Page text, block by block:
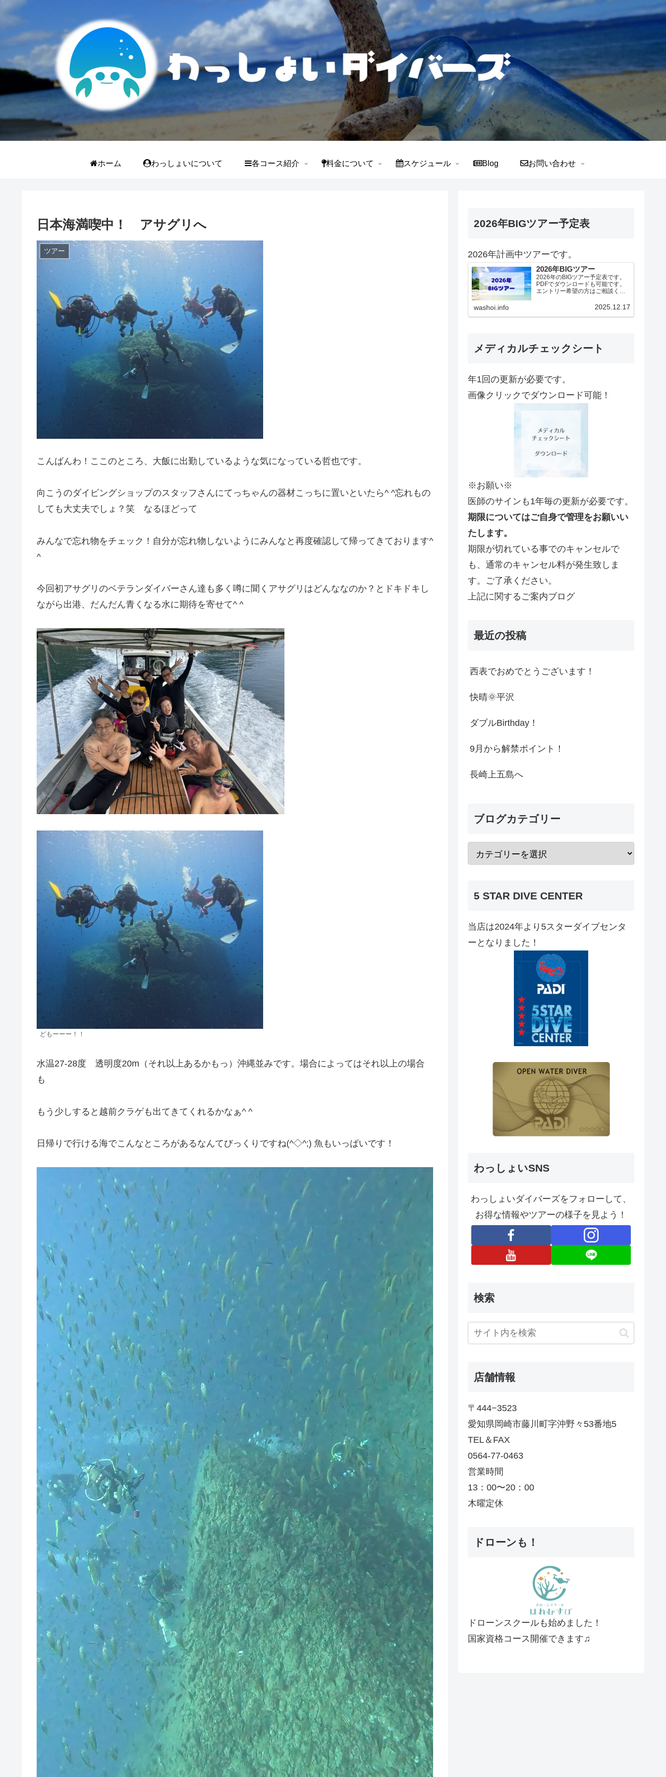
ホーム わっしょいについて 各コース紹介 料金について スケジュール Blog お問い合わせ
日本海満喫中！ アサグリへ
ツアー
こんばんわ！ここのところ、大飯に出勤しているような気になっている哲也です。
向こうのダイビングショップのスタッフさんにてっちゃんの器材こっちに置いといたら^ ^忘れもの
しても大丈夫でしょ？笑 なるほどって
みんなで忘れ物をチェック！自分が忘れ物しないようにみんなと再度確認して帰ってきております^
^
今回初アサグリのベテランダイバーさん達も多く噂に聞くアサグリはどんななのか？とドキドキし
ながら出港、だんだん青くなる水に期待を寄せて^ ^
どもーーー！！
水温27-28度 透明度20m（それ以上あるかもっ）沖縄並みです。場合によってはそれ以上の場合
も
もう少しすると越前クラゲも出てきてくれるかなぁ^ ^
日帰りで行ける海でこんなところがあるなんてびっくりですね(^◇^;) 魚もいっぱいです！
2026年BIGツアー予定表
2026年計画中ツアーです。
2026年BIGツアー
2026年のBIGツアー予定表です。
PDFでダウンロードも可能です。
エントリー希望の方はご相談くだ
より変動ありますので、ご確認く
新）ダウンロードPDFでアップロ
washoi.info 2025.12.17
メディカルチェックシート
年1回の更新が必要です。
画像クリックでダウンロード可能！
※お願い※
医師のサインも1年毎の更新が必要です。
期限についてはご自身で管理をお願いい
たします。
期限が切れている事でのキャンセルで
も、通常のキャンセル料が発生致しま
す。ご了承ください。
上記に関するご案内ブログ
最近の投稿
西表でおめでとうございます！
快晴🌞平沢
ダブルBirthday！
9月から解禁ポイント！
長崎上五島へ
ブログカテゴリー
5 STAR DIVE CENTER
当店は2024年より5スターダイブセンタ
ーとなりました！
わっしょいSNS
わっしょいダイバーズをフォローして、
お得な情報やツアーの様子を見よう！
検索
店舗情報
〒444−3523
愛知県岡崎市藤川町字沖野々53番地5
TEL＆FAX
0564-77-0463
営業時間
13：00〜20：00
木曜定休
ドローンも！
ドローンスクールも始めました！
国家資格コース開催できます♫